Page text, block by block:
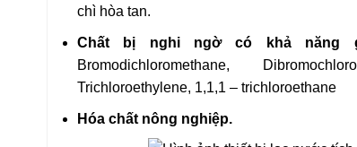
chì hòa tan.
Chất bị nghi ngờ có khả năng
Bromodichloromethane,
Trichloroethylene, 1,1,1 – trichloroethane
Hóa chất nông nghiệp.